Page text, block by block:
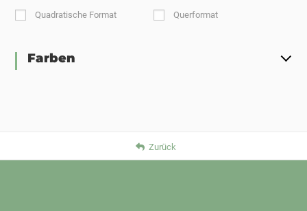
Quadratische Format Querformat
Farben
Zurück